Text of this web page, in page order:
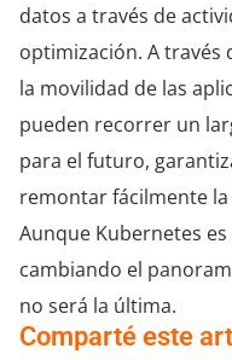
datos a través de
optimización. A través
la movilidad de las
pueden recorrer un
para el futuro,
remontar fácilmente
Aunque Kubernetes
cambiando el
no será la última.
Comparté este